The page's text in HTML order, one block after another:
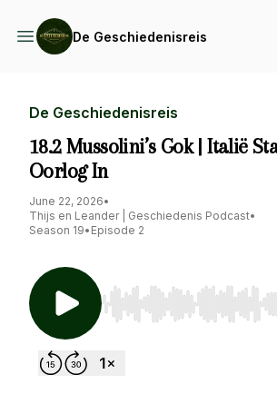
De Geschiedenisreis
De Geschiedenisreis
18.2 Mussolini’s Gok | Italië
Oorlog In
June 22, 2026•
Thijs en Leander | Geschiedenis Podcast•
Season 19• Episode 2
Use Left/Right to seek,